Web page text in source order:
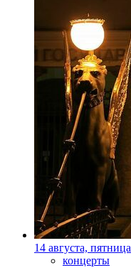
14 августа, пятница
концерты